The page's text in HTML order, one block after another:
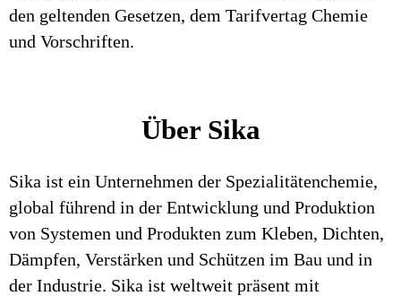
den geltenden Gesetzen, dem Tarifvertag Chemie
und Vorschriften.
Über Sika
Sika ist ein Unternehmen der Spezialitätenchemie,
global führend in der Entwicklung und Produktion
von Systemen und Produkten zum Kleben, Dichten,
Dämpfen, Verstärken und Schützen im Bau und in
der Industrie. Sika ist weltweit präsent mit